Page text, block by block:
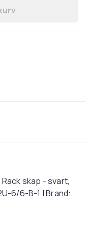
Unique DN-19
skap - svart,
B-1 | Brand: